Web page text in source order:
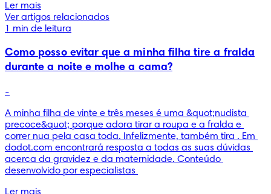
Ler mais
Ver artigos relacionados
1 min de leitura
Como posso evitar que a minha filha tire a fralda
durante a noite e molhe a cama?
-
A minha filha de vinte e três meses é uma &quot;nudista
precoce&quot; porque adora tirar a roupa e a fralda e
correr nua pela casa toda. Infelizmente, também tira . Em
dodot.com encontrará resposta a todas as suas dúvidas
acerca da gravidez e da maternidade. Conteúdo
desenvolvido por especialistas
Ler mais